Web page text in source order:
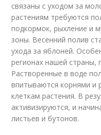
связаны с уходом за
растениям требуются
подкормок, рыхление и
зоны. Весенний полив
ухода за яблоней.
регионах нашей страны,
Растворенные в воде
впитываются корнями и
клеткам растения. В
активизируются, и
листьев и бутонов.